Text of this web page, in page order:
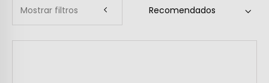
Mostrar filtros